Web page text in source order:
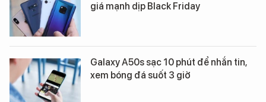
giá mạnh dịp Black Friday
Galaxy A50s sạc 10 phút để nhắn tin,
xem bóng đá suốt 3 giờ